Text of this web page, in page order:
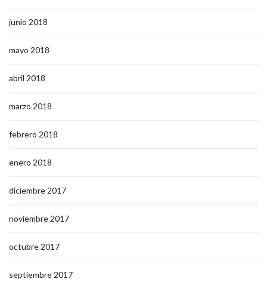
junio 2018
mayo 2018
abril 2018
marzo 2018
febrero 2018
enero 2018
diciembre 2017
noviembre 2017
octubre 2017
septiembre 2017